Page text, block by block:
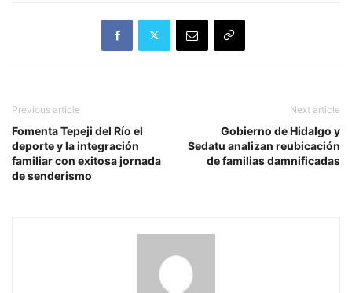
Previous article
Fomenta Tepeji del Río el
deporte y la integración
familiar con exitosa jornada
de senderismo
Next article
Gobierno de Hidalgo y
Sedatu analizan reubicación
de familias damnificadas